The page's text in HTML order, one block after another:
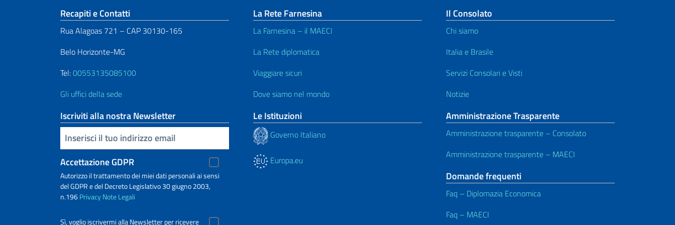
Sezione footer
Recapiti e Contatti
Rua Alagoas 721 – CAP 30130-165
Belo Horizonte-MG
Tel:00553135085100
Gli uffici della sede
Iscriviti alla nostra Newsletter
Inserisci la tua email
Accettazione GDPR
Autorizzo il trattamento dei miei dati personali ai sensi
del GDPR e del Decreto Legislativo 30 giugno 2003,
n.196PrivacyNote Legali
Sì, voglio iscrivermi alla Newsletter per ricevere
La Rete Farnesina
La Farnesina – il MAECI
La Rete diplomatica
Viaggiare sicuri
Dove siamo nel mondo
Le Istituzioni
Governo Italiano
Europa.eu
Il Consolato
Chi siamo
Italia e Brasile
Servizi Consolari e Visti
Notizie
Amministrazione Trasparente
Amministrazione trasparente – Consolato
Amministrazione trasparente – MAECI
Domande frequenti
Faq – Diplomazia Economica
Faq – MAECI